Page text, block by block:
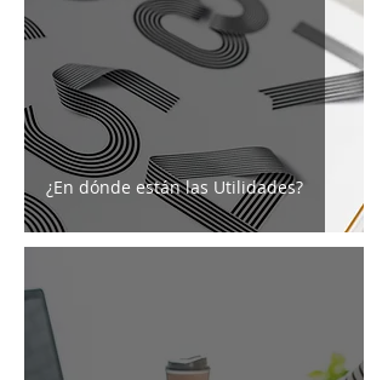
¿En dónde están las Utilidades?